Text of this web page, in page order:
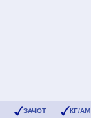
ЗАЧОТ КГ/АМ